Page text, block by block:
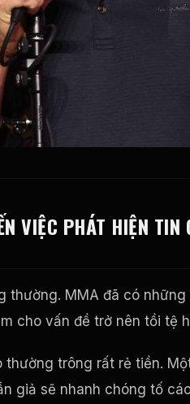
VIỆC PHÁT HIỆN
thường. MMA đã có
cho vấn đề trở nên tồi tệ
trông rất rẻ tiền.
giả sẽ nhanh chóng tố